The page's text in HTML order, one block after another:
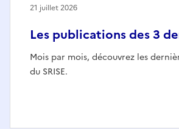
Les publications des 3
Mois par mois, découvrez les
du SRISE.
21 juillet 2026